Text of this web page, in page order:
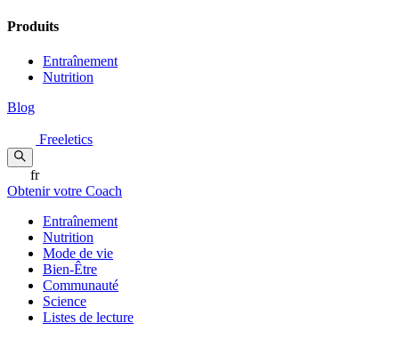
Produits
Entraînement
Nutrition
Blog
Freeletics
fr
Obtenir votre Coach
Entraînement
Nutrition
Mode de vie
Bien-Être
Communauté
Science
Listes de lecture